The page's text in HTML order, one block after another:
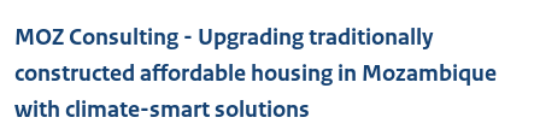
MOZ Consulting - Upgrading traditionally
constructed affordable housing in Mozambique
with climate-smart solutions